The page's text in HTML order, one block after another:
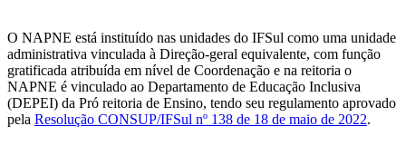
O NAPNE está instituído nas unidades do IFSul como uma unidade
administrativa vinculada à Direção-geral equivalente, com função
gratificada atribuída em nível de Coordenação e na reitoria o
NAPNE é vinculado ao Departamento de Educação Inclusiva
(DEPEI) da Pró reitoria de Ensino, tendo seu regulamento aprovado
pela Resolução CONSUP/IFSul nº 138 de 18 de maio de 2022.